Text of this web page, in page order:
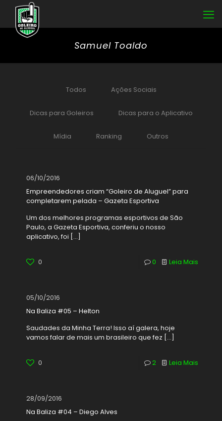
Samuel Toaldo
Todos Ações Sociais
Dicas para Goleiros Dicas para o Aplicativo
Mídia Ranking Outros
06/10/2016
Empreendedores criam “Goleiro de Aluguel” para
completarem pelada – Gazeta Esportiva
Um dos melhores programas esportivos de São
Paulo, a Gazeta Esportiva, conferiu o nosso
aplicativo, foi […]
0 0 Leia Mais
05/10/2016
Na Baliza #05 – Helton
Saudades da Minha Terra! Isso aí galera, hoje
vamos falar de mais um brasileiro que fez […]
0 2 Leia Mais
28/09/2016
Na Baliza #04 – Diego Alves